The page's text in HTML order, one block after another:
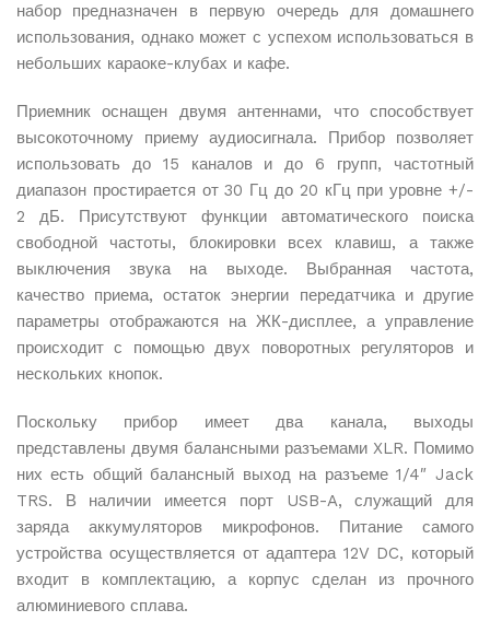
Сроки доставки
Доставка от 1 до 5 рабочих дней в зависимости от
наличия товара на складе
Отслеживание заказа
Вы можете отслеживать статус вашего заказа в
Подробнее об условиях доставки и работе служб вы
можете узнать на страницеОплата и доставка.
набор предназначен в первую очередь для домашнего
использования, однако может с успехом использоваться в
небольших караоке-клубах и кафе.
Приемник оснащен двумя антеннами, что способствует
высокоточному приему аудиосигнала. Прибор позволяет
использовать до 15 каналов и до 6 групп, частотный
диапазон простирается от 30 Гц до 20 кГц при уровне +/-
2 дБ. Присутствуют функции автоматического поиска
свободной частоты, блокировки всех клавиш, а также
выключения звука на выходе. Выбранная частота,
качество приема, остаток энергии передатчика и другие
параметры отображаются на ЖК-дисплее, а управление
происходит с помощью двух поворотных регуляторов и
нескольких кнопок.
Поскольку прибор имеет два канала, выходы
представлены двумя балансными разъемами XLR. Помимо
них есть общий балансный выход на разъеме 1/4″ Jack
TRS. В наличии имеется порт USB-A, служащий для
заряда аккумуляторов микрофонов. Питание самого
устройства осуществляется от адаптера 12V DC, который
входит в комплектацию, а корпус сделан из прочного
алюминиевого сплава.